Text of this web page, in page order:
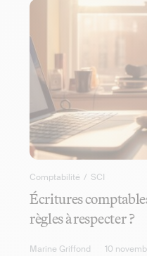
Comptabilité / SCI
Écritures
règles à respecter ?
Marine Griffond 10